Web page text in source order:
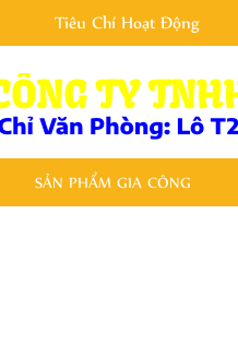
Tiêu Chí Hoạt Động
SẢN PHẨM GIA CÔNG